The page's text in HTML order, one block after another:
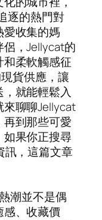
逐的熱門對
收集的媽
，Jellycat的
柔軟觸感征
貨供應，讓
就能輕鬆入
聊聊Jellycat
到那些可愛
果你正搜尋
訊，這篇文章
潮並不是偶
、收藏價